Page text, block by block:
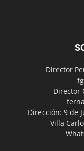
Director
Director
Dirección: 9 de
Villa